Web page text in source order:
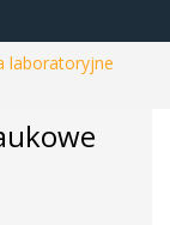
laboratoryjne